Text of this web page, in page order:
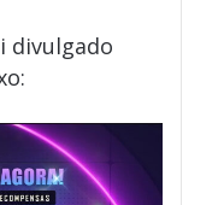
divulgado